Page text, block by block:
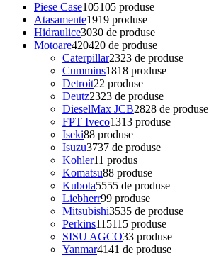
Piese Case105105 produse
Atasamente1919 produse
Hidraulice3030 de produse
Motoare420420 de produse
Caterpillar2323 de produse
Cummins1818 produse
Detroit22 produse
Deutz2323 de produse
DieselMax JCB2828 de produse
FPT Iveco1313 produse
Iseki88 produse
Isuzu3737 de produse
Kohler11 produs
Komatsu88 produse
Kubota5555 de produse
Liebherr99 produse
Mitsubishi3535 de produse
Perkins115115 produse
SISU AGCO33 produse
Yanmar4141 de produse